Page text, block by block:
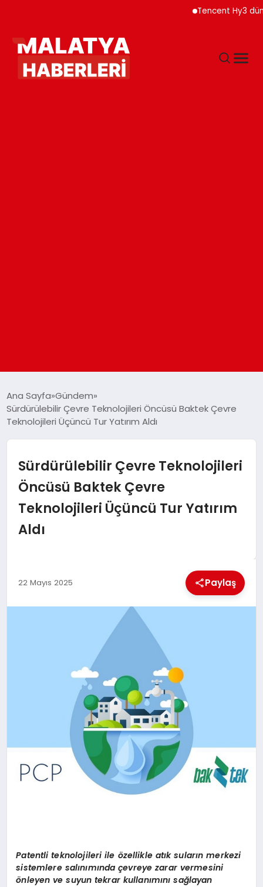
Tencent Hy3 dünya
GÜNDEM
DÜNYA
EĞITIM
EKONOMI
Ana Sayfa Gündem
Sürdürülebilir Çevre Teknolojileri Öncüsü Baktek Çevre
Teknolojileri Üçüncü Tur Yatırım Aldı
Sürdürülebilir Çevre Teknolojileri
Öncüsü Baktek Çevre
Teknolojileri Üçüncü Tur Yatırım
Aldı
22 Mayıs 2025 Paylaş
Patentli teknolojileri ile özellikle atık suların merkezi
sistemlere salınımında çevreye zarar vermesini
önleyen ve suyun tekrar kullanımını sağlayan